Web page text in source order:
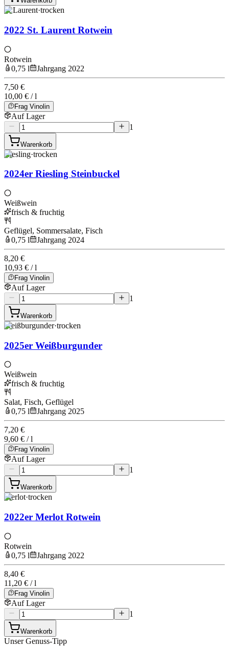
St Laurent·trocken
2022 St. Laurent Rotwein
Rotwein
0,75 l
Jahrgang 2022
7,50 €
10,00 € / l
Frag Vinolin
Auf Lager
1
Warenkorb
Riesling·trocken
2024er Riesling Steinbuckel
Weißwein
frisch & fruchtig
Geflügel, Sommersalate, Fisch
0,75 l
Jahrgang 2024
8,20 €
10,93 € / l
Frag Vinolin
Auf Lager
1
Warenkorb
Weißburgunder·trocken
2025er Weißburgunder
Weißwein
frisch & fruchtig
Salat, Fisch, Geflügel
0,75 l
Jahrgang 2025
7,20 €
9,60 € / l
Frag Vinolin
Auf Lager
1
Warenkorb
Merlot·trocken
2022er Merlot Rotwein
Rotwein
0,75 l
Jahrgang 2022
8,40 €
11,20 € / l
Frag Vinolin
Auf Lager
1
Warenkorb
Unser Genuss-Tipp